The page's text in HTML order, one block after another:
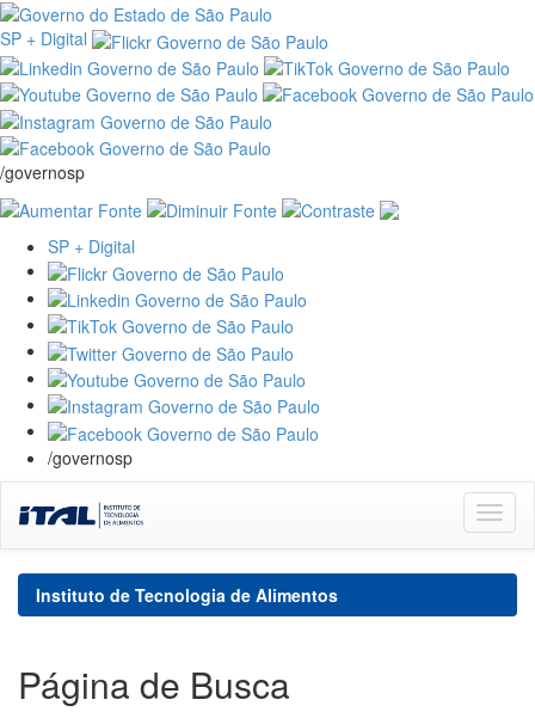
SP + Digital
/governosp
SP + Digital
/governosp
navigation
Instituto de Tecnologia de Alimentos
Página de Busca